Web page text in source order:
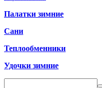
Палатки зимние
Сани
Теплообменники
Удочки зимние